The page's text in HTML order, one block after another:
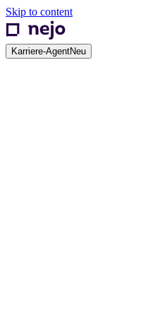
Skip to content
Karriere-AgentNeu